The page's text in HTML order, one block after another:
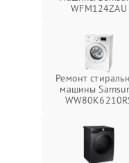
WFM124ZAU
Ремонт
машины